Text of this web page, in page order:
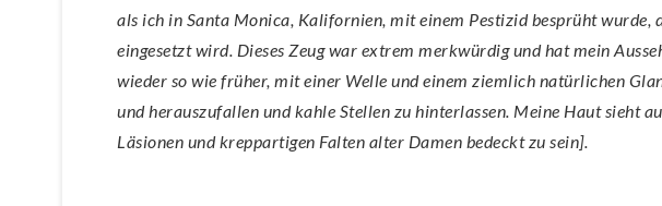
als ich in Santa Monica, Kalifornien, mit einem Pestizid besprüht wurde,
eingesetzt wird. Dieses Zeug war extrem merkwürdig und hat mein
wieder so wie früher, mit einer Welle und einem ziemlich natürlichen
und herauszufallen und kahle Stellen zu hinterlassen. Meine Haut sieht
Läsionen und kreppartigen Falten alter Damen bedeckt zu sein].